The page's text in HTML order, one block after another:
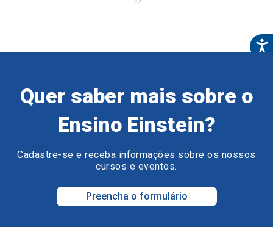
Quer saber mais sobre o
Ensino Einstein?
Cadastre-se e receba informações sobre os nossos
cursos e eventos.
Preencha o formulário